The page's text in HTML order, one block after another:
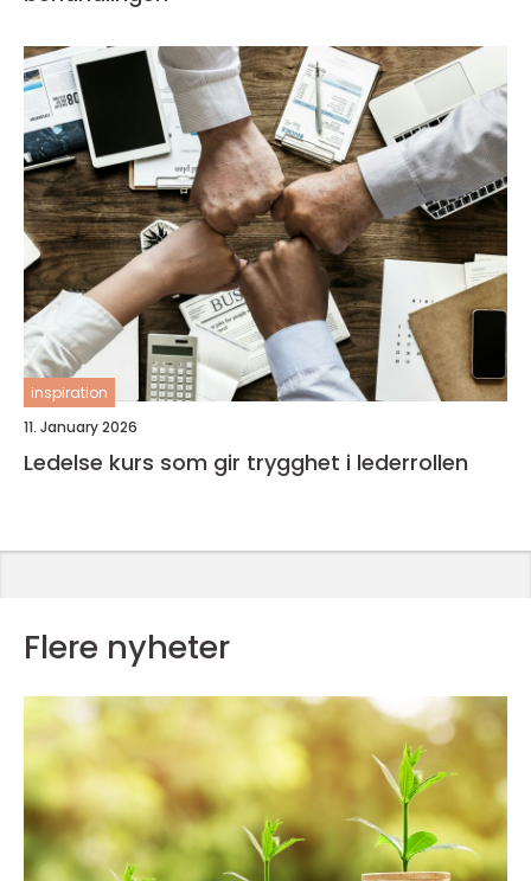
inspiration
11. January 2026
Ledelse kurs som gir trygghet i lederrollen
Flere nyheter